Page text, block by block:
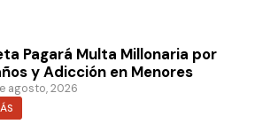
Pagará Multa Millonaria por
y Adicción en Menores
agosto, 2026